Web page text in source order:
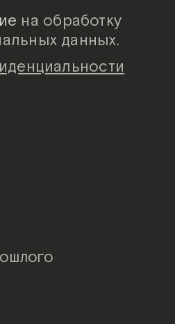
на обработку
данных.